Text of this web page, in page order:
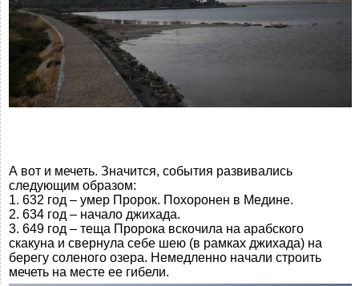
А вот и мечеть. Значится, события развивались
следующим образом:
1. 632 год – умер Пророк. Похоронен в Медине.
2. 634 год – начало джихада.
3. 649 год – теща Пророка вскочила на арабского
скакуна и свернула себе шею (в рамках джихада) на
берегу соленого озера. Немедленно начали строить
мечеть на месте ее гибели.